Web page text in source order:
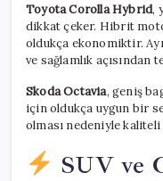
Toyota Corolla Hybrid,
dikkat çeker. Hibrit
oldukça ekonomiktir.
ve sağlamlık açısından
Skoda Octavia, geniş
için oldukça uygun bir
olması nedeniyle
SUV ve